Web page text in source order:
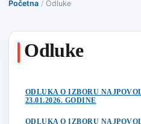
Početna / Odluke
Odluke
ODLUKA O IZBORU
23.01.2026. GODINE
ODLUKA O IZBORU